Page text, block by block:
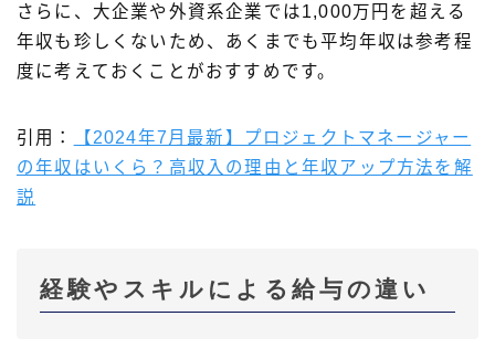
さらに、大企業や外資系企業では1,000万円を超える
年収も珍しくないため、あくまでも平均年収は参考程
度に考えておくことがおすすめです。
引用：
【2024年7月最新】プロジェクトマネージャー
の年収はいくら？高収入の理由と年収アップ方法を解
説
経験やスキルによる給与の違い